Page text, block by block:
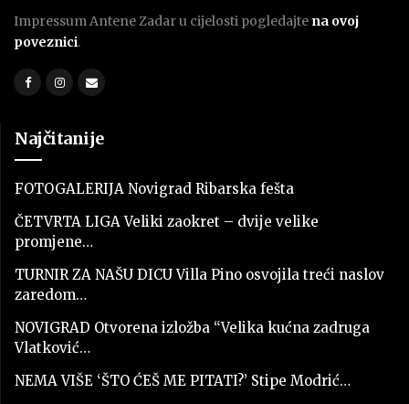
Impressum Antene Zadar u cijelosti pogledajte na ovoj
poveznici.
Najčitanije
FOTOGALERIJA Novigrad Ribarska fešta
ČETVRTA LIGA Veliki zaokret – dvije velike
promjene…
TURNIR ZA NAŠU DICU Villa Pino osvojila treći naslov
zaredom…
NOVIGRAD Otvorena izložba “Velika kućna zadruga
Vlatković…
NEMA VIŠE ‘ŠTO ĆEŠ ME PITATI?’ Stipe Modrić…